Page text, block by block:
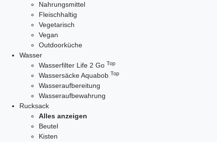
Nahrungsmittel
Fleischhaltig
Vegetarisch
Vegan
Outdoorküche
Wasser
Wasserfilter Life 2 Go Top
Wassersäcke Aquabob Top
Wasseraufbereitung
Wasseraufbewahrung
Rucksack
Alles anzeigen
Beutel
Kisten